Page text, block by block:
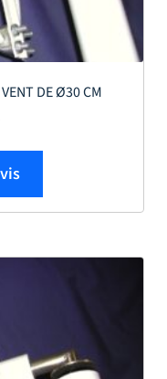
DE Ø30 CM